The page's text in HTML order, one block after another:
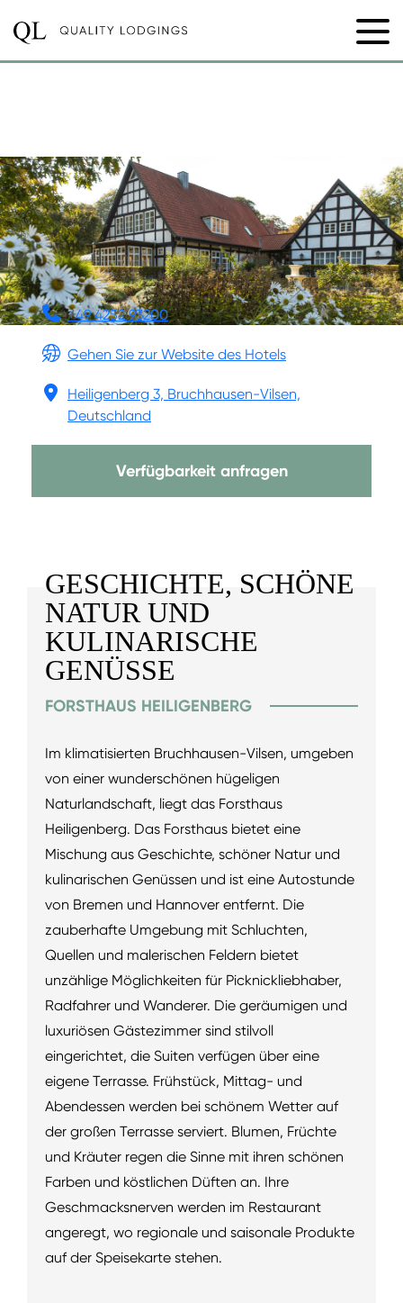
+49 4252 93200
Gehen Sie zur Website des Hotels
Heiligenberg 3, Bruchhausen-Vilsen,
Deutschland
Verfügbarkeit anfragen
GESCHICHTE, SCHÖNE
NATUR UND
KULINARISCHE
GENÜSSE
FORSTHAUS HEILIGENBERG
Im klimatisierten Bruchhausen-Vilsen, umgeben
von einer wunderschönen hügeligen
Naturlandschaft, liegt das Forsthaus
Heiligenberg. Das Forsthaus bietet eine
Mischung aus Geschichte, schöner Natur und
kulinarischen Genüssen und ist eine Autostunde
von Bremen und Hannover entfernt. Die
zauberhafte Umgebung mit Schluchten,
Quellen und malerischen Feldern bietet
unzählige Möglichkeiten für Picknickliebhaber,
Radfahrer und Wanderer. Die geräumigen und
luxuriösen Gästezimmer sind stilvoll
eingerichtet, die Suiten verfügen über eine
eigene Terrasse. Frühstück, Mittag- und
Abendessen werden bei schönem Wetter auf
der großen Terrasse serviert. Blumen, Früchte
und Kräuter regen die Sinne mit ihren schönen
Farben und köstlichen Düften an. Ihre
Geschmacksnerven werden im Restaurant
angeregt, wo regionale und saisonale Produkte
auf der Speisekarte stehen.